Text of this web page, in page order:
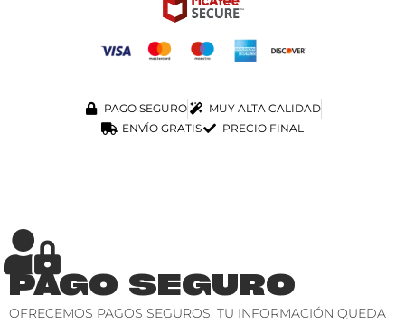
PAGO SEGURO
MUY ALTA CALIDAD
ENVÍO GRATIS
PRECIO FINAL
PAGO SEGURO
OFRECEMOS PAGOS SEGUROS. TU INFORMACIÓN QUEDA